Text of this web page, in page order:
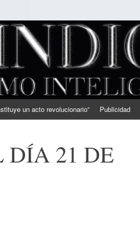
un acto revolucionario” Publicidad
DÍA 21 DE